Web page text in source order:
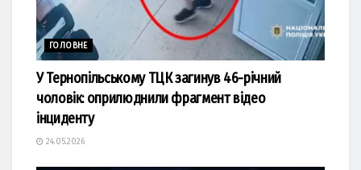
ГОЛОВНЕ
У Тернопільському ТЦК загинув 46-річний
чоловік: оприлюднили фрагмент відео
інциденту
24.05.2026